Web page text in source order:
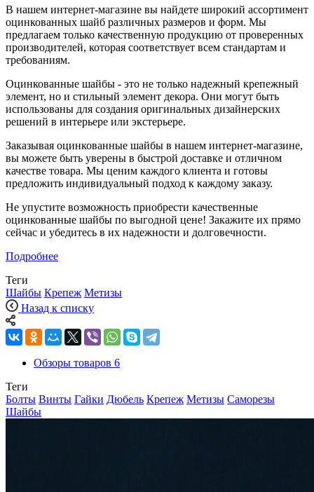
В нашем интернет-магазине вы найдете широкий ассортимент
оцинкованных шайб различных размеров и форм. Мы
предлагаем только качественную продукцию от проверенных
производителей, которая соответствует всем стандартам и
требованиям.
Оцинкованные шайбы - это не только надежный крепежный
элемент, но и стильный элемент декора. Они могут быть
использованы для создания оригинальных дизайнерских
решений в интерьере или экстерьере.
Заказывая оцинкованные шайбы в нашем интернет-магазине,
вы можете быть уверены в быстрой доставке и отличном
качестве товара. Мы ценим каждого клиента и готовы
предложить индивидуальный подход к каждому заказу.
Не упустите возможность приобрести качественные
оцинкованные шайбы по выгодной цене! Закажите их прямо
сейчас и убедитесь в их надежности и долговечности.
Подробнее
Теги
Шайбы Крепеж Метизы
Назад к списку
Обзоры товаров 6
Теги
Болты Винты Гайки Дюбель Крепеж Метизы Саморезы
Шайбы